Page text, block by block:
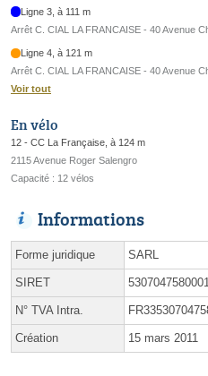
Ligne 3, à 111 m
Arrêt C. CIAL LA FRANCAISE - 40 Avenue
Ligne 4, à 121 m
Arrêt C. CIAL LA FRANCAISE - 40 Avenue
Voir tout
En vélo
12 - CC La Française, à 124 m
2115 Avenue Roger Salengro
Capacité : 12 vélos
Informations
Forme juridique SARL
SIRET
N° TVA Intra.
Création 15 mars 2011